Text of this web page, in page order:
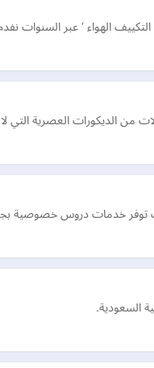
من الديكورات العصرية التي
خدمات دروس خصوصية
السعودية.